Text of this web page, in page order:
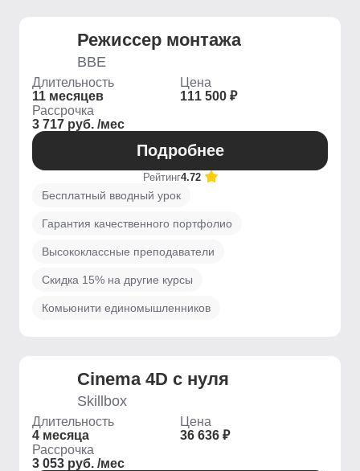
Режиссер монтажа
BBE
Длительность
11 месяцев
Цена
111 500 ₽
Рассрочка
3 717 руб. /мес
Подробнее
Рейтинг4.72
Бесплатный вводный урок
Гарантия качественного портфолио
Высококлассные преподаватели
Скидка 15% на другие курсы
Комьюнити единомышленников
Cinema 4D с нуля
Skillbox
Длительность
4 месяца
Цена
36 636 ₽
Рассрочка
3 053 руб. /мес